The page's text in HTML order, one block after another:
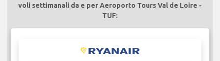
voli settimanali da e per Aeroporto Tours Val de Loire -
TUF: